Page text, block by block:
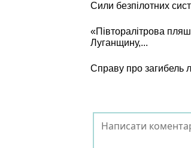
Сили безпілотних
«Півторалітрова
Луганщину,...
Справу про загибель